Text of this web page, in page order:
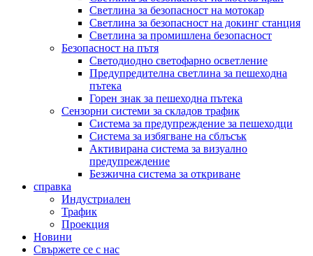
Светлина за безопасност на мотокар
Светлина за безопасност на докинг станция
Светлина за промишлена безопасност
Безопасност на пътя
Светодиодно светофарно осветление
Предупредителна светлина за пешеходна
пътека
Горен знак за пешеходна пътека
Сензорни системи за складов трафик
Система за предупреждение за пешеходци
Система за избягване на сблъсък
Активирана система за визуално
предупреждение
Безжична система за откриване
справка
Индустриален
Трафик
Проекция
Новини
Свържете се с нас